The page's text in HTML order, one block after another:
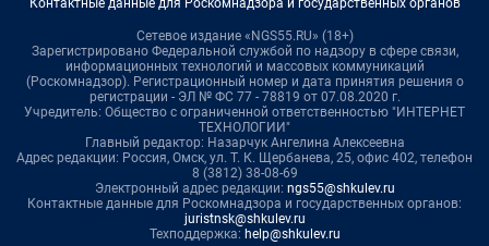
Контактные данные для Роскомнадзора и государственных органов
Сетевое издание «NGS55.RU» (18+)
Зарегистрировано Федеральной службой по надзору в сфере связи,
информационных технологий и массовых коммуникаций
(Роскомнадзор). Регистрационный номер и дата принятия решения о
регистрации - ЭЛ № ФС 77 - 78819 от 07.08.2020 г.
Учредитель: Общество с ограниченной ответственностью "ИНТЕРНЕТ
ТЕХНОЛОГИИ"
Главный редактор: Назарчук Ангелина Алексеевна
Адрес редакции: Россия, Омск, ул. Т. К. Щербанева, 25, офис 402, телефон
8 (3812) 38-08-69
Электронный адрес редакции: ngs55@shkulev.ru
Контактные данные для Роскомнадзора и государственных органов:
juristnsk@shkulev.ru
Техподдержка: help@shkulev.ru